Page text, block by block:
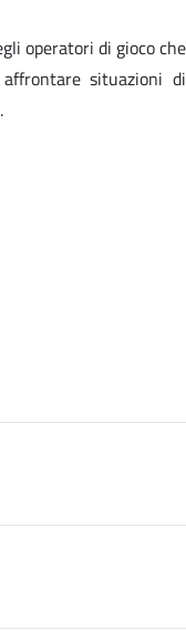
operatori di gioco che
situazioni di